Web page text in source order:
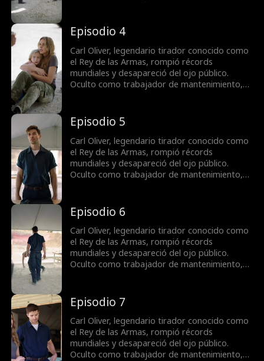
tiro enfrenta una compra hostil, Carl decide
actuar para proteger a Jane, la dueña, y su
hija Rebecca, demostrando su puntería
legendaria y revelando al fin quién es
realmente.
Episodio 4
Carl Oliver, legendario tirador conocido como
el Rey de las Armas, rompió récords
mundiales y desapareció del ojo público.
Oculto como trabajador de mantenimiento,
tiro enfrenta una compra hostil, Carl decide
actuar para proteger a Jane, la dueña, y su
hija Rebecca, demostrando su puntería
legendaria y revelando al fin quién es
realmente.
Episodio 5
Carl Oliver, legendario tirador conocido como
el Rey de las Armas, rompió récords
mundiales y desapareció del ojo público.
Oculto como trabajador de mantenimiento,
tiro enfrenta una compra hostil, Carl decide
actuar para proteger a Jane, la dueña, y su
hija Rebecca, demostrando su puntería
legendaria y revelando al fin quién es
realmente.
Episodio 6
Carl Oliver, legendario tirador conocido como
el Rey de las Armas, rompió récords
mundiales y desapareció del ojo público.
Oculto como trabajador de mantenimiento,
tiro enfrenta una compra hostil, Carl decide
actuar para proteger a Jane, la dueña, y su
hija Rebecca, demostrando su puntería
legendaria y revelando al fin quién es
realmente.
Episodio 7
Carl Oliver, legendario tirador conocido como
el Rey de las Armas, rompió récords
mundiales y desapareció del ojo público.
Oculto como trabajador de mantenimiento,